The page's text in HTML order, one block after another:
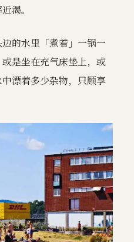
渴。
的水里「煮着」一锅一
是坐在充气床垫上，或
漂着多少杂物，只顾享